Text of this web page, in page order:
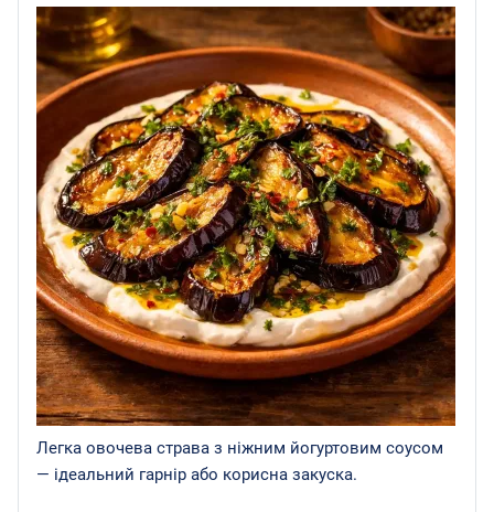
Легка овочева страва з ніжним йогуртовим соусом
— ідеальний гарнір або корисна закуска.